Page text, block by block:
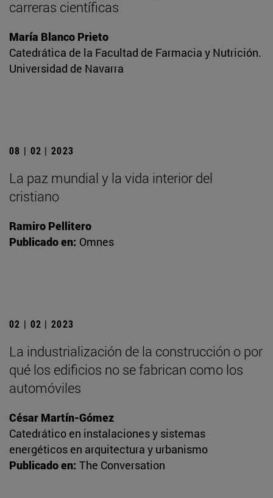
carreras científicas
María Blanco Prieto
Catedrática de la Facultad de Farmacia y Nutrición.
Universidad de Navarra
08 | 02 | 2023
La paz mundial y la vida interior del
cristiano
Ramiro Pellitero
Publicado en: Omnes
02 | 02 | 2023
La industrialización de la construcción o por
qué los edificios no se fabrican como los
automóviles
César Martín-Gómez
Catedrático en instalaciones y sistemas
energéticos en arquitectura y urbanismo
Publicado en: The Conversation